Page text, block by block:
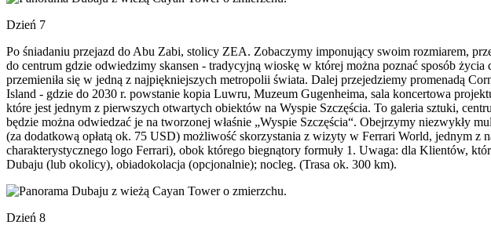
Dzień 7
Po śniadaniu przejazd do Abu Zabi, stolicy ZEA. Zobaczymy imponujący swoim rozmiarem,
do centrum gdzie odwiedzimy skansen - tradycyjną wioskę w której można poznać sposób
przemieniła się w jedną z najpiękniejszych metropolii świata. Dalej przejedziemy promenadą
Island - gdzie do 2030 r. powstanie kopia Luwru, Muzeum Gugenheima, sala koncertowa
które jest jednym z pierwszych otwartych obiektów na Wyspie Szczęścia. To galeria sztuki,
będzie można odwiedzać je na tworzonej właśnie „Wyspie Szczęścia“. Obejrzymy niezwykły
(za dodatkową opłatą ok. 75 USD) możliwość skorzystania z wizyty w Ferrari World, jednym z
charakterystycznego logo Ferrari), obok którego biegnątory formuły 1. Uwaga: dla Klientów,
Dubaju (lub okolicy), obiadokolacja (opcjonalnie); nocleg. (Trasa ok. 300 km).
Dzień 8